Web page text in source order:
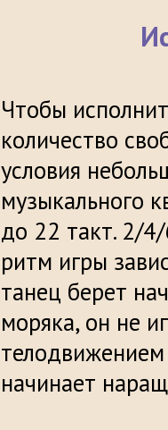
Чтобы
количество
условия
музыкального
до 22 такт. 2/
ритм игры
танец берет
моряка, он не
начинает